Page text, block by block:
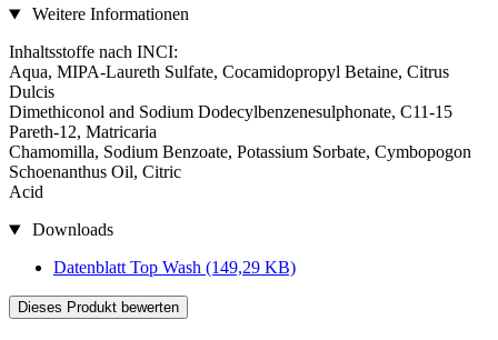
Weitere Informationen
Inhaltsstoffe nach INCI:
Aqua, MIPA-Laureth Sulfate, Cocamidopropyl Betaine, Citrus
Dulcis
Dimethiconol and Sodium Dodecylbenzenesulphonate, C11-15
Pareth-12, Matricaria
Chamomilla, Sodium Benzoate, Potassium Sorbate, Cymbopogon
Schoenanthus Oil, Citric
Acid
Downloads
Datenblatt Top Wash (149,29 KB)
Dieses Produkt bewerten